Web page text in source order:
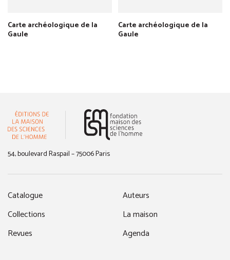
Carte archéologique de la
Gaule
Carte archéologique de la
Gaule
54, boulevard Raspail – 75006 Paris
Catalogue
Collections
Revues
Auteurs
La maison
Agenda